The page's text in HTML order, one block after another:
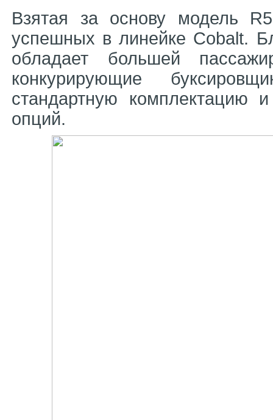
Взятая за основу модель
успешных в линейке Cobalt.
обладает большей
конкурирующие
стандартную
опций.